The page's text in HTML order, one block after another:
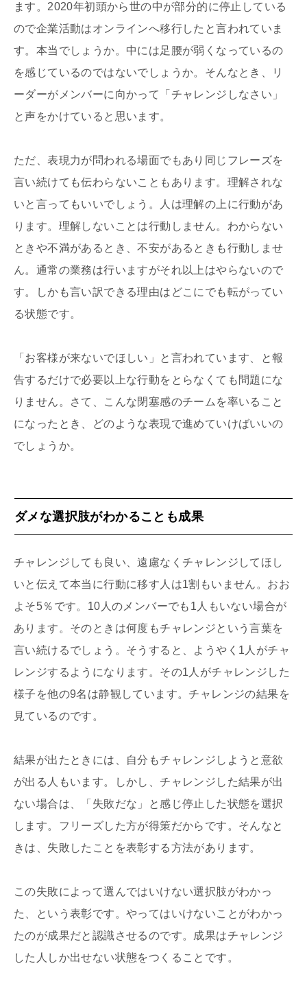
ます。2020年初頭から世の中が部分的に停止している
ので企業活動はオンラインへ移行したと言われていま
す。本当でしょうか。中には足腰が弱くなっているの
を感じているのではないでしょうか。そんなとき、リ
ーダーがメンバーに向かって「チャレンジしなさい」
と声をかけていると思います。
ただ、表現力が問われる場面でもあり同じフレーズを
言い続けても伝わらないこともあります。理解されな
いと言ってもいいでしょう。人は理解の上に行動があ
ります。理解しないことは行動しません。わからない
ときや不満があるとき、不安があるときも行動しませ
ん。通常の業務は行いますがそれ以上はやらないので
す。しかも言い訳できる理由はどこにでも転がってい
る状態です。
「お客様が来ないでほしい」と言われています、と報
告するだけで必要以上な行動をとらなくても問題にな
りません。さて、こんな閉塞感のチームを率いること
になったとき、どのような表現で進めていけばいいの
でしょうか。
ダメな選択肢がわかることも成果
チャレンジしても良い、遠慮なくチャレンジしてほし
いと伝えて本当に行動に移す人は1割もいません。おお
よそ5％です。10人のメンバーでも1人もいない場合が
あります。そのときは何度もチャレンジという言葉を
言い続けるでしょう。そうすると、ようやく1人がチャ
レンジするようになります。その1人がチャレンジした
様子を他の9名は静観しています。チャレンジの結果を
見ているのです。
結果が出たときには、自分もチャレンジしようと意欲
が出る人もいます。しかし、チャレンジした結果が出
ない場合は、「失敗だな」と感じ停止した状態を選択
します。フリーズした方が得策だからです。そんなと
きは、失敗したことを表彰する方法があります。
この失敗によって選んではいけない選択肢がわかっ
た、という表彰です。やってはいけないことがわかっ
たのが成果だと認識させるのです。成果はチャレンジ
した人しか出せない状態をつくることです。